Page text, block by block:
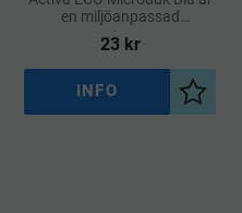
i önskelista
en miljöanpassad
mikrofiberduk av hög
kvalitet som kan användas
på alla hårda ytor, både torr
och fuktig
23kr
Lägg
INFO